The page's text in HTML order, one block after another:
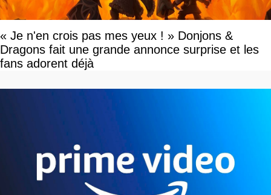
« Je n'en crois pas mes yeux ! » Donjons &
Dragons fait une grande annonce surprise et les
fans adorent déjà